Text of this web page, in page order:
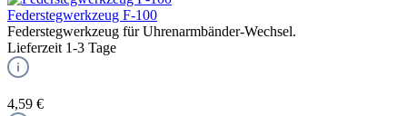
Federstegwerkzeug F-100
Federstegwerkzeug für Uhrenarmbänder-Wechsel.
Lieferzeit 1-3 Tage
4,59 €